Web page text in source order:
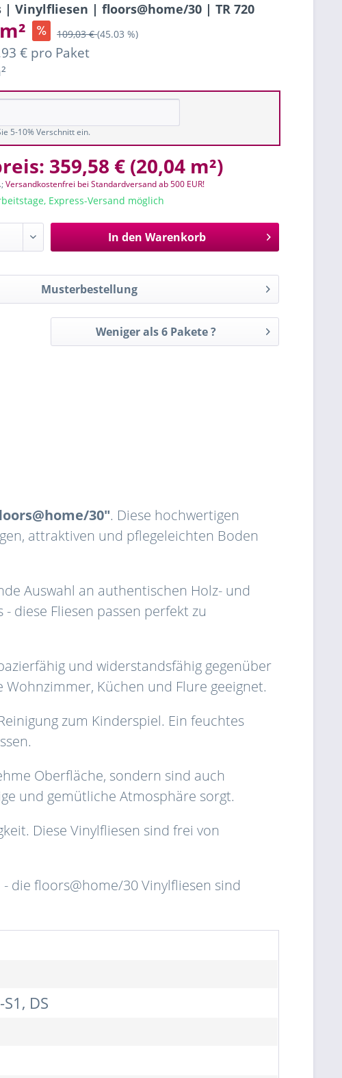
| Vinylfliesen | floors@home/30 | TR 720
109,03 €(45.03 %)
€ pro Paket
5-10% Verschnitt ein.
359,58 € (20,04 m²)
Versandkostenfrei bei Standardversand ab 500 EUR!
Express-Versand möglich
In den Warenkorb
Musterbestellung
Weniger als 6 Pakete ?
30". Diese hochwertigen
attraktiven und pflegeleichten Boden
Auswahl an authentischen Holz- und
diese Fliesen passen perfekt zu
und widerstandsfähig gegenüber
Küchen und Flure geeignet.
zum Kinderspiel. Ein feuchtes
Oberfläche, sondern sind auch
und gemütliche Atmosphäre sorgt.
Diese Vinylfliesen sind frei von
die floors@home/30 Vinylfliesen sind
DS